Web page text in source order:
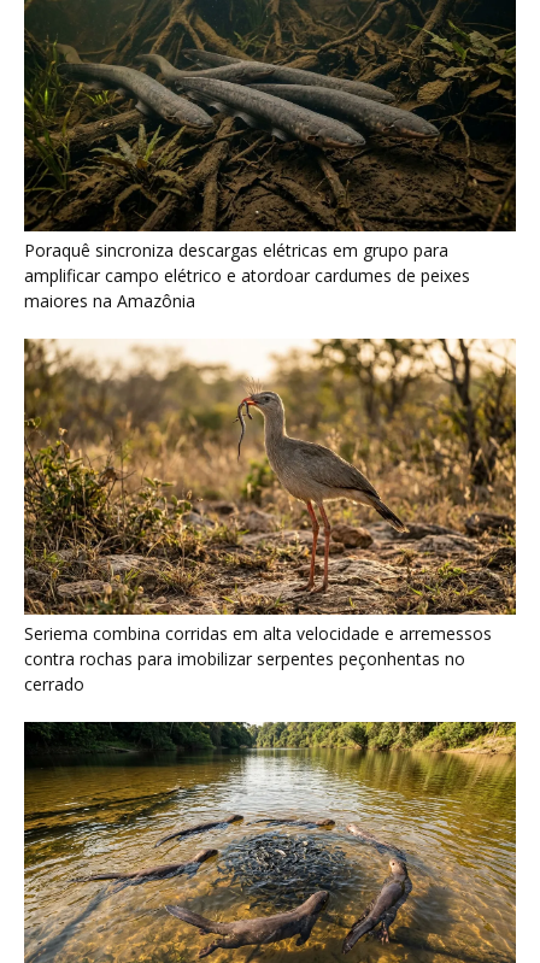
Poraquê sincroniza descargas elétricas em grupo para
amplificar campo elétrico e atordoar cardumes de peixes
maiores na Amazônia
Seriema combina corridas em alta velocidade e arremessos
contra rochas para imobilizar serpentes peçonhentas no
cerrado